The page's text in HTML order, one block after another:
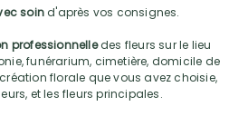
soind'après vos consignes.
professionnelledes fleurs sur le lieu
funérarium, cimetière, domicile de
florale que vous avez choisie,
et les fleurs principales.